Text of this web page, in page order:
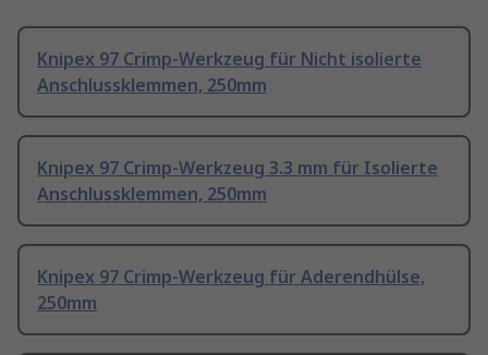
Knipex 97 Crimp-Werkzeug für Nicht isolierte
Anschlussklemmen, 250mm
Knipex 97 Crimp-Werkzeug 3.3 mm für Isolierte
Anschlussklemmen, 250mm
Knipex 97 Crimp-Werkzeug für Aderendhülse,
250mm